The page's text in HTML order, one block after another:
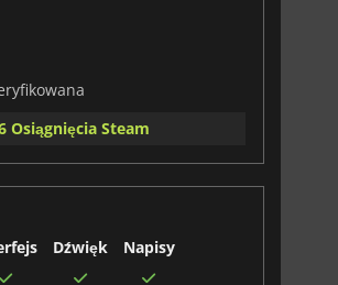
Osiągnięcia Steam
Dźwięk
Napisy